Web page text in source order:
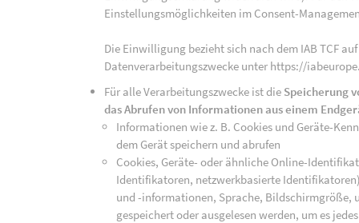
Einstellungsmöglichkeiten im Consent-
Die Einwilligung bezieht sich nach dem IAB TCF
Datenverarbeitungszwecke unter https://
Für alle Verarbeitungszwecke ist die Speicherung
das Abrufen von Informationen aus einem
Informationen wie z. B. Cookies und Geräte-
dem Gerät speichern und abrufen
Cookies, Geräte- oder ähnliche Online-
Identifikatoren, netzwerkbasierte
und -informationen, Sprache, Bildschirmgröße,
gespeichert oder ausgelesen werden, um es